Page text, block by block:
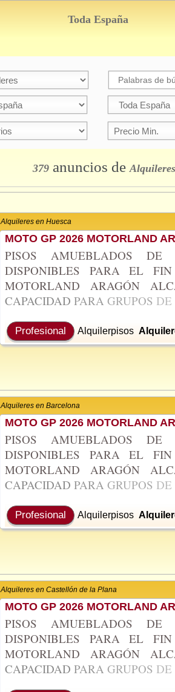
Toda España
379 anuncios de Alquileres
Alquileres en Huesca
MOTO GP 2026 MOTORLAND
PISOS AMUEBLADOS DE
DISPONIBLES PARA EL
MOTORLAND ARAGÓN
CAPACIDAD PARA GRUPOS DE
Profesional Alquilerpisos
Alquileres en Barcelona
MOTO GP 2026 MOTORLAND
PISOS AMUEBLADOS DE
DISPONIBLES PARA EL
MOTORLAND ARAGÓN
CAPACIDAD PARA GRUPOS DE
Profesional Alquilerpisos
Alquileres en Castellón de la Plana
MOTO GP 2026 MOTORLAND
PISOS AMUEBLADOS DE
DISPONIBLES PARA EL
MOTORLAND ARAGÓN
CAPACIDAD PARA GRUPOS DE